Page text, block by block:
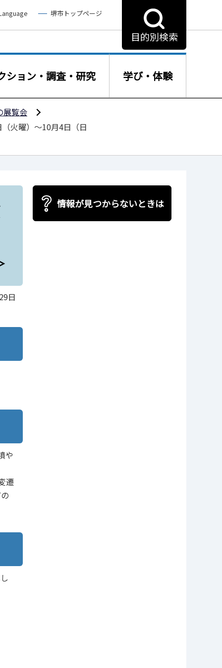
堺市トップページ
目的別検索
ション・調査・研究 学び・体験
展覧会
火曜）～10月4日（日
日
や
遷
情報が見つからないときは